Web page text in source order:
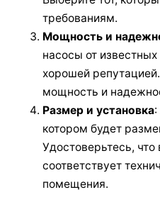
требованиям.
Мощность и
насосы от
хорошей
мощность и
Размер и установка
котором будет
Удостоверьтесь,
соответствует
помещения.